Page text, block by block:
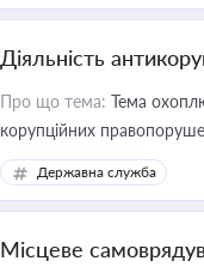
Діяльність
Про що тема: Тема
корупційних
та бізнесі
Державна служба
Місцеве